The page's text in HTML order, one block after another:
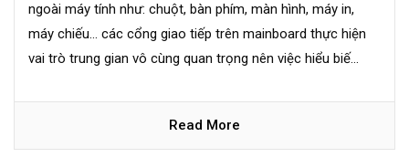
ngoài máy tính như: chuột, bàn phím, màn hình, máy in,
máy chiếu… các cổng giao tiếp trên mainboard thực hiện
vai trò trung gian vô cùng quan trọng nên việc hiểu biế...
Read More